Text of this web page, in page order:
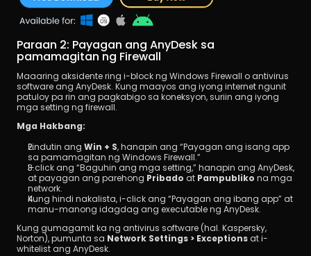
Paraan 2: Payagan ang AnyDesk sa
pamamagitan ng Firewall
Maaaring aksidente ring i-block ng Windows Firewall o antivirus
software ang AnyDesk. Kung maayos ang iyong internet ngunit
patuloy pa rin ang pagkabigo sa koneksyon, suriin ang iyong
mga setting ng firewall.
Mga Hakbang:
Pindutin ang Win + S, hanapin ang “Payagan ang isang app
sa pamamagitan ng Windows Firewall.”
I-click ang “Baguhin ang mga setting,” hanapin ang AnyDesk,
at payagan ang parehong Pribado at Pampubliko na mga
network.
Kung hindi nakalista, i-click ang “Payagan ang ibang app” at
manu-manong idagdag ang executable ng AnyDesk.
Kung gumagamit ka ng antivirus software (hal. Kaspersky,
Norton), pumunta sa Network Settings > Exceptions at i-
whitelist ang AnyDesk.